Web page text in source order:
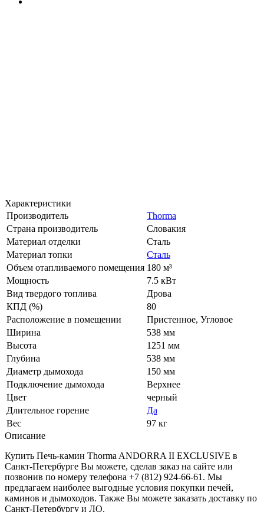
Характеристики
Производитель
Thorma
Страна производитель
Словакия
Материал отделки
Сталь
Материал топки
Сталь
Объем отапливаемого помещения 180 м³
Мощность
7.5 кВт
Вид твердого топлива
Дрова
КПД (%)
80
Расположение в помещении
Пристенное, Угловое
Ширина
538 мм
Высота
1251 мм
Глубина
538 мм
Диаметр дымохода
150 мм
Подключение дымохода
Верхнее
Цвет
черный
Длительное горение
Да
Вес
97 кг
Описание
Купить Печь-камин Thorma ANDORRA II EXCLUSIVE в
Санкт-Петербурге Вы можете, сделав заказ на сайте или
позвонив по номеру телефона +7 (812) 924-66-61. Мы
предлагаем наиболее выгодные условия покупки печей,
каминов и дымоходов. Также Вы можете заказать доставку по
Санкт-Петербургу и ЛО.